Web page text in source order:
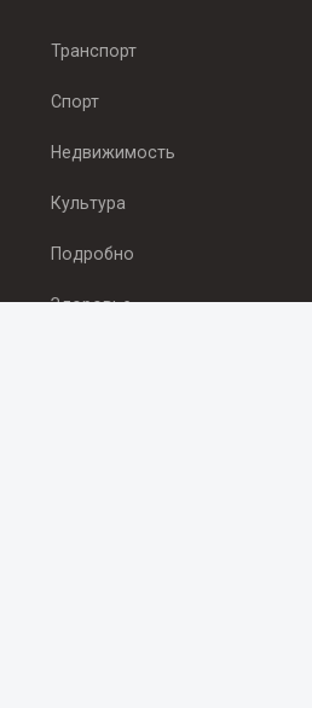
Транспорт
Спорт
Недвижимость
Культура
Подробно
Здоровье